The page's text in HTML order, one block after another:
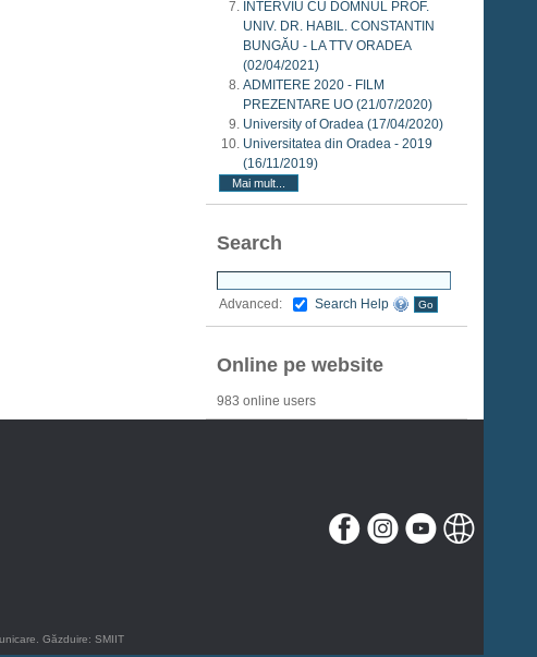
INTERVIU CU DOMNUL PROF.
UNIV. DR. HABIL. CONSTANTIN
BUNGĂU - LA TTV ORADEA
(02/04/2021)
ADMITERE 2020 - FILM
PREZENTARE UO (21/07/2020)
University of Oradea (17/04/2020)
Universitatea din Oradea - 2019
(16/11/2019)
Mai mult...
Search
Advanced: Search Help
Online pe website
983 online users
Găzduire: SMIIT